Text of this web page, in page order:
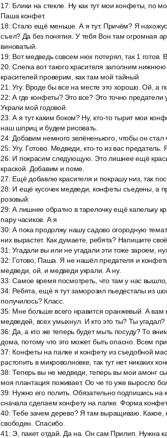
17: Блики на стекле. Ну как тут мои конфеты, по
Паша конфет.
18:Стало ещё меньше. А я тут. Причём? Я
съел? Да без понятия. У тебя Вон там огромная
виноватый.
19: Вот медведь совсем нюх потерял, так 1 готов.
20:Слегка вот такого красителя заполним
красителей проверим, как там мой тайный
21 :Угу. Вроде бы все на месте это хорошо. Ой, а
22:А где конфеты? Это все? Это точно
Украли мой годовой.
23:А я тут каким боком? Ну, кто-то тырит мои
наш шприц и будем рисовать.
24: Добавим немного зелёненького, чтобы он стал
25:Угу. Готово. Медведи, кто-то из вас
26: И покрасим следующую. Это лишнее ещё
краской. Добавим и поме.
27: Ещё добавлю красителя и покрашу низ, так
28: И ещё кусочек медведи, конфеты съедены, а
розовый.
29:А лишнее обратно в тарелочку ещё капельку
пару часиков. А я
30:А пока продолжу нашу садово огородную
них вырастет. Как думаете, ребята? Напишите
31 :Угадали вы или не угадали эти тоже зароем,
32: Готово, Паша. Я не нашёл предателя и
медведи, ой, и медведи украли. А ну.
33:Самое время посмотреть, что там у нас вышло,
34: Ребята, ещё я тут заморозил пьедесталы из
получилось? Класс.
35: Мне больше всего нравится оранжевый. А вам
медведей, всех умыхнул. И кто это ты? Ты угадал?
36: Да, а кто же теперь будет мыть посуду? То
дома, потому что это может быть опасно. Всем
37: Конфеты на палке и конфету из съедобной
растопить в микроволновке, так тут нет никаких
38:Теперь вы не медведи, теперь вы мои амонг
моя плантация поживает. Оо че то уже выросло
39: Нужно его полить. Обязательно подпишись на
сначала сделаем конфету на палке. Форма
40:Тебе зачем дерево? Я там выращиваю. Какое,
свободен. Спасибо.
41 : Э, пакет отдай. Да на. Он сам Прилип. Нужна